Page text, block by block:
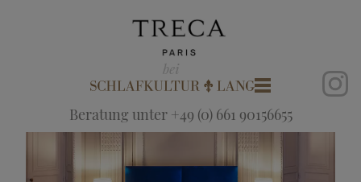
Beratung unter +49 (0) 661 90156655